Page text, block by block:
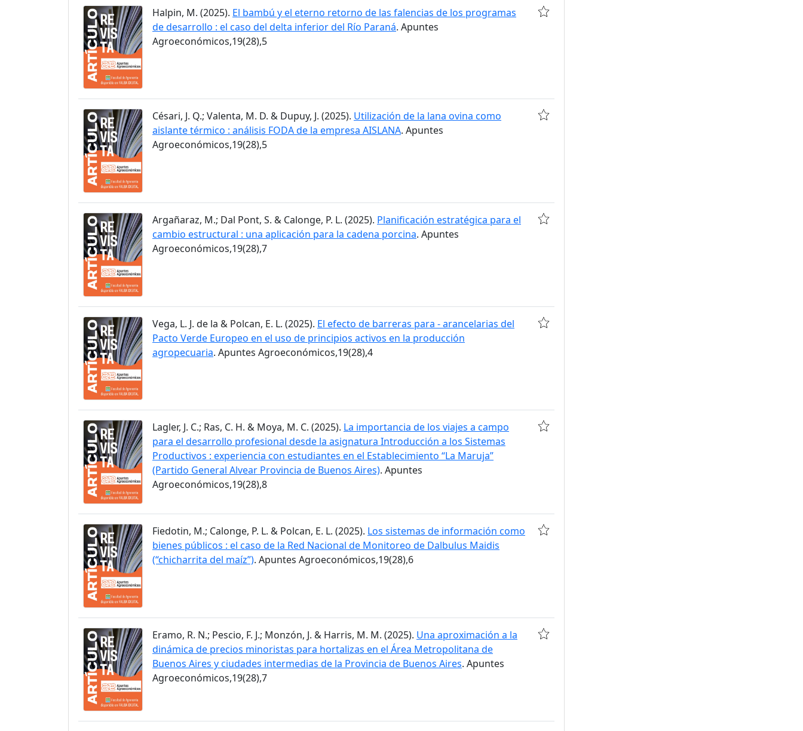
Halpin, M. (2025). El bambú y el eterno retorno de las falencias de los programas
de desarrollo : el caso del delta inferior del Río Paraná. Apuntes
Agroeconómicos,19(28),5
Césari, J. Q.; Valenta, M. D. & Dupuy, J. (2025). Utilización de la lana ovina como
aislante térmico : análisis FODA de la empresa AISLANA. Apuntes
Agroeconómicos,19(28),5
Argañaraz, M.; Dal Pont, S. & Calonge, P. L. (2025). Planificación estratégica para el
cambio estructural : una aplicación para la cadena porcina. Apuntes
Agroeconómicos,19(28),7
Vega, L. J. de la & Polcan, E. L. (2025). El efecto de barreras para - arancelarias del
Pacto Verde Europeo en el uso de principios activos en la producción
agropecuaria. Apuntes Agroeconómicos,19(28),4
Lagler, J. C.; Ras, C. H. & Moya, M. C. (2025). La importancia de los viajes a campo
para el desarrollo profesional desde la asignatura Introducción a los Sistemas
Productivos : experiencia con estudiantes en el Establecimiento “La Maruja”
(Partido General Alvear Provincia de Buenos Aires). Apuntes
Agroeconómicos,19(28),8
Fiedotin, M.; Calonge, P. L. & Polcan, E. L. (2025). Los sistemas de información como
bienes públicos : el caso de la Red Nacional de Monitoreo de Dalbulus Maidis
(“chicharrita del maíz”). Apuntes Agroeconómicos,19(28),6
Eramo, R. N.; Pescio, F. J.; Monzón, J. & Harris, M. M. (2025). Una aproximación a la
dinámica de precios minoristas para hortalizas en el Área Metropolitana de
Buenos Aires y ciudades intermedias de la Provincia de Buenos Aires. Apuntes
Agroeconómicos,19(28),7